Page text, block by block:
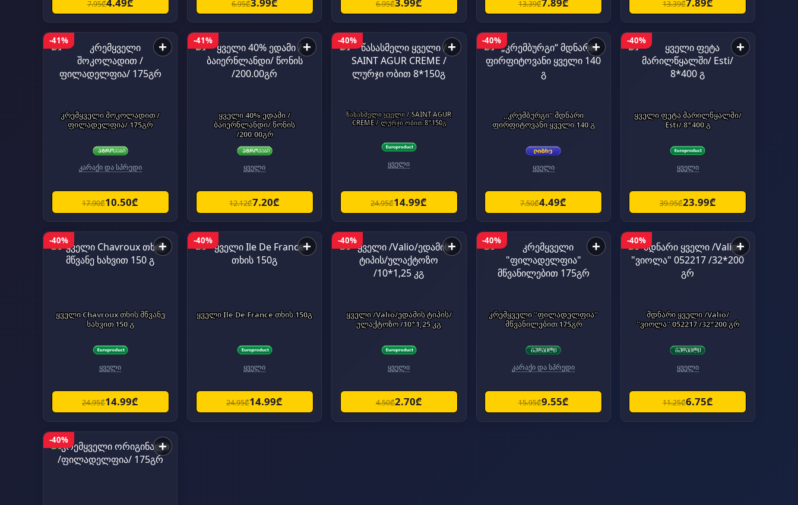
7.95₾ 6.95₾ 6.95₾ 13.39₾ 13.39₾
-41% +
კრემყველი შოკოლადით /
ფილადელფია/ 175გრ
კარაქი და სპრედი
17.90₾10.50₾
-41% +
ყველი 40% ედამი /
ბაიერნლანდი/ წონის
/200.00გრ
ყველი
12.12₾7.20₾
-40% +
წასასმელი ყველი / SAINT AGUR
CREME / ლურჯი ობით 8*150გ
ყველი
24.95₾14.99₾
-40% +
„კრემბურგი“ მდნარი
ფირფიტოვანი ყველი 140 გ
ყველი
7.50₾4.49₾
-40% +
ყველი ფეტა მარილწყალში/
Esti/ 8*400 გ
ყველი
39.95₾23.99₾
-40% +
ყველი Chavroux თხის მწვანე
ხახვით 150 გ
ყველი
24.95₾14.99₾
-40% +
ყველი Ile De France თხის 150გ
ყველი
24.95₾14.99₾
-40% +
ყველი /Valio/ედამის ტიპის/
ულაქტოზო /10*1,25 კგ
ყველი
4.50₾2.70₾
-40% +
კრემყველი "ფილადელფია"
მწვანილებით 175გრ
კარაქი და სპრედი
15.95₾9.55₾
-40% +
მდნარი ყველი /Valio/
"ვიოლა" 052217 /32*200 გრ
ყველი
11.25₾6.75₾
-40% +